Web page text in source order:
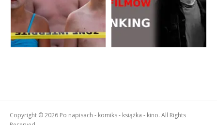
Copyright © 2026 Po napisach - komiks - książka - kino. All Rights